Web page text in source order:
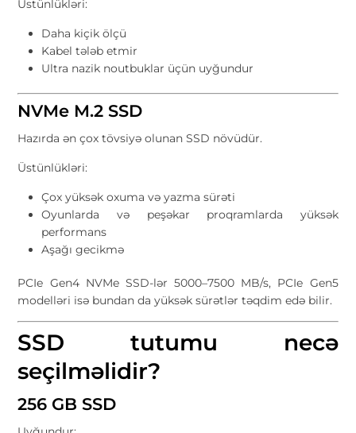
Üstünlükləri:
Daha kiçik ölçü
Kabel tələb etmir
Ultra nazik noutbuklar üçün uyğundur
NVMe M.2 SSD
Hazırda ən çox tövsiyə olunan SSD növüdür.
Üstünlükləri:
Çox yüksək oxuma və yazma sürəti
Oyunlarda və peşəkar proqramlarda yüksək
performans
Aşağı gecikmə
PCIe Gen4 NVMe SSD-lər 5000–7500 MB/s, PCIe Gen5
modelləri isə bundan da yüksək sürətlər təqdim edə bilir.
SSD tutumu necə
seçilməlidir?
256 GB SSD